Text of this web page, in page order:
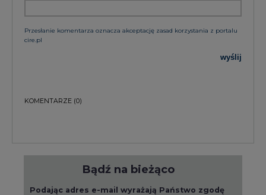
Przesłanie komentarza oznacza akceptację zasad korzystania z portalu
cire.pl
wyślij
KOMENTARZE (0)
Bądź na bieżąco
Podając adres e-mail wyrażają Państwo zgodę